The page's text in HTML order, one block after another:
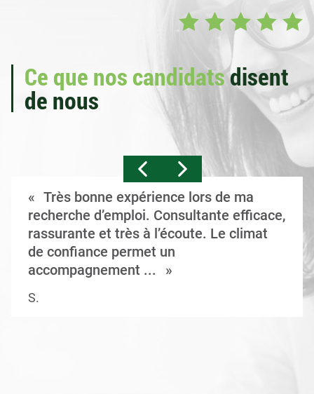
Ce que nos candidatsdisent
de nous
Très bonne expérience lors de ma
recherche d’emploi. Consultante efficace,
rassurante et très à l’écoute. Le climat
de confiance permet un
accompagnement ...
S.